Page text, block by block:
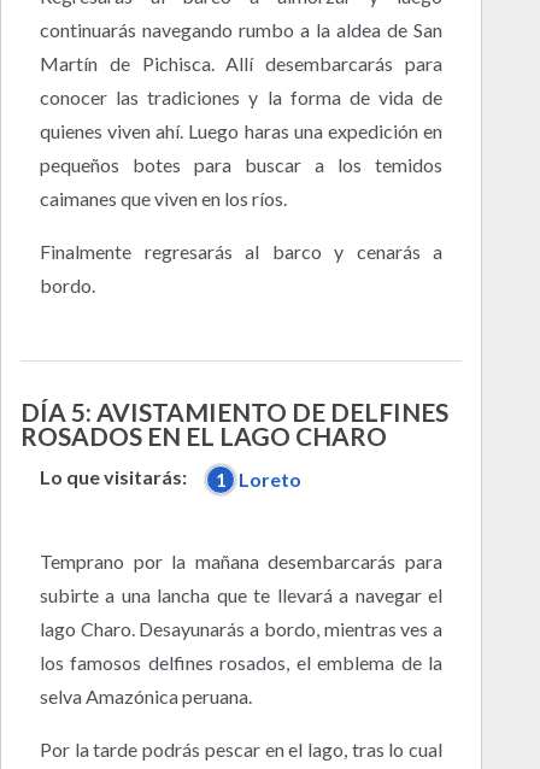
continuarás navegando rumbo a la aldea de San
Martín de Pichisca. Allí desembarcarás para
conocer las tradiciones y la forma de vida de
quienes viven ahí. Luego haras una expedición en
pequeños botes para buscar a los temidos
caimanes que viven en los ríos.
Finalmente regresarás al barco y cenarás a
bordo.
DÍA 5: AVISTAMIENTO DE DELFINES
ROSADOS EN EL LAGO CHARO
Lo que visitarás: 1 Loreto
Temprano por la mañana desembarcarás para
subirte a una lancha que te llevará a navegar el
lago Charo. Desayunarás a bordo, mientras ves a
los famosos delfines rosados, el emblema de la
selva Amazónica peruana.
Por la tarde podrás pescar en el lago, tras lo cual